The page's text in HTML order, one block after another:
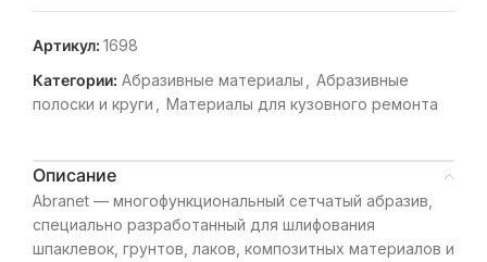
Артикул: 1698
Категории: Абразивные материалы
Абразивные
полоски и круги
Материалы для кузовного ремонта
Описание
Abranet — многофункциональный сетчатый абразив,
специально разработанный для шлифования
шпаклевок, грунтов, лаков, композитных материалов и